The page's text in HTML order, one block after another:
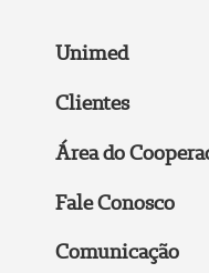
Unimed
Clientes
Área do
Fale Conosco
Comunicação